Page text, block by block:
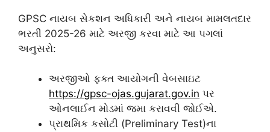
GPSC નાયબ સેકશન અધિકારી અને નાયબ મામલતદાર
ભરતી 2025-26 માટે અરજી કરવા માટે આ પગલાં
અનુસરો:
અરજીઓ ફક્ત આયોગની વેબસાઇટ
https://gpsc-ojas.gujarat.gov.in પર
ઓનલાઈન મોડમાં જમા કરાવવી જોઈએ.
પ્રાથમિક કસોટી (Preliminary Test)ના